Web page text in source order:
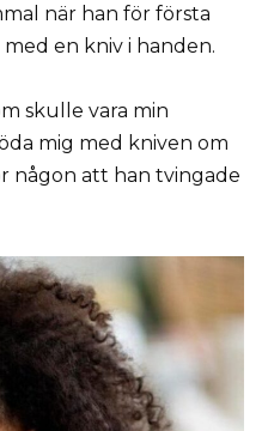
när han för första
en kniv i handen.
skulle vara min
mig med kniven om
någon att han tvingade